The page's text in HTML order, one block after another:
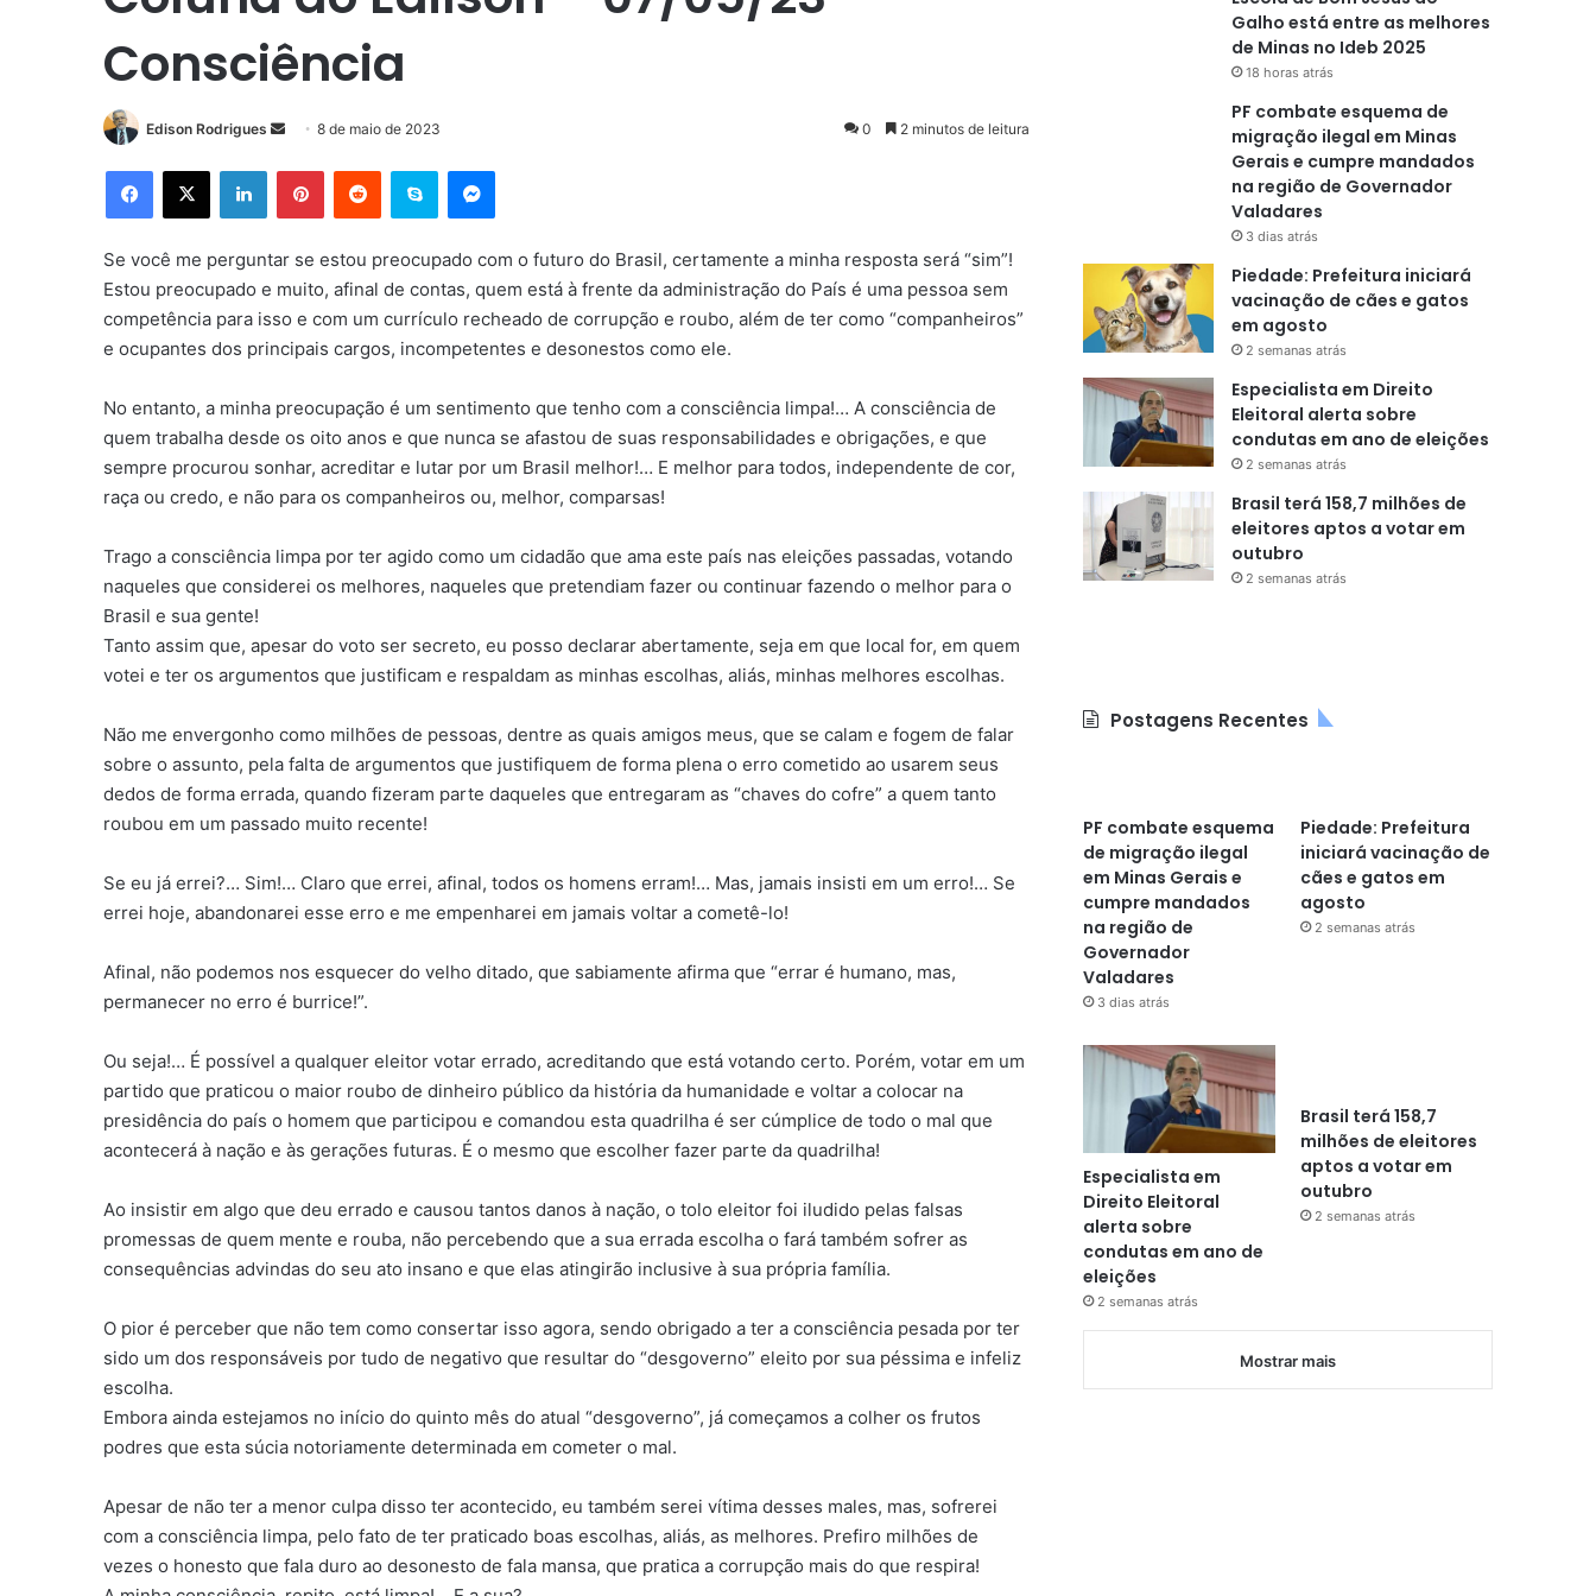
Consciência
Edison Rodrigues
Mande
e-
8 de maio de 2023 0 2 minutos de leitura
Facebook
X LinkedinPinterestReddit Skype Messenger
Se você me perguntar se estou preocupado com o futuro do Brasil, certamente a minha resposta será “sim”!
Estou preocupado e muito, afinal de contas, quem está à frente da administração do País é uma pessoa sem
competência para isso e com um currículo recheado de corrupção e roubo, além de ter como “companheiros”
e ocupantes dos principais cargos, incompetentes e desonestos como ele.
No entanto, a minha preocupação é um sentimento que tenho com a consciência limpa!… A consciência de
quem trabalha desde os oito anos e que nunca se afastou de suas responsabilidades e obrigações, e que
sempre procurou sonhar, acreditar e lutar por um Brasil melhor!… E melhor para todos, independente de cor,
raça ou credo, e não para os companheiros ou, melhor, comparsas!
Trago a consciência limpa por ter agido como um cidadão que ama este país nas eleições passadas, votando
naqueles que considerei os melhores, naqueles que pretendiam fazer ou continuar fazendo o melhor para o
Brasil e sua gente!
Tanto assim que, apesar do voto ser secreto, eu posso declarar abertamente, seja em que local for, em quem
votei e ter os argumentos que justificam e respaldam as minhas escolhas, aliás, minhas melhores escolhas.
Não me envergonho como milhões de pessoas, dentre as quais amigos meus, que se calam e fogem de falar
sobre o assunto, pela falta de argumentos que justifiquem de forma plena o erro cometido ao usarem seus
dedos de forma errada, quando fizeram parte daqueles que entregaram as “chaves do cofre” a quem tanto
roubou em um passado muito recente!
Se eu já errei?… Sim!… Claro que errei, afinal, todos os homens erram!… Mas, jamais insisti em um erro!… Se
errei hoje, abandonarei esse erro e me empenharei em jamais voltar a cometê-lo!
Afinal, não podemos nos esquecer do velho ditado, que sabiamente afirma que “errar é humano, mas,
permanecer no erro é burrice!”.
Ou seja!… É possível a qualquer eleitor votar errado, acreditando que está votando certo. Porém, votar em um
partido que praticou o maior roubo de dinheiro público da história da humanidade e voltar a colocar na
presidência do país o homem que participou e comandou esta quadrilha é ser cúmplice de todo o mal que
acontecerá à nação e às gerações futuras. É o mesmo que escolher fazer parte da quadrilha!
Ao insistir em algo que deu errado e causou tantos danos à nação, o tolo eleitor foi iludido pelas falsas
promessas de quem mente e rouba, não percebendo que a sua errada escolha o fará também sofrer as
consequências advindas do seu ato insano e que elas atingirão inclusive à sua própria família.
O pior é perceber que não tem como consertar isso agora, sendo obrigado a ter a consciência pesada por ter
sido um dos responsáveis por tudo de negativo que resultar do “desgoverno” eleito por sua péssima e infeliz
escolha.
Embora ainda estejamos no início do quinto mês do atual “desgoverno”, já começamos a colher os frutos
podres que esta súcia notoriamente determinada em cometer o mal.
Apesar de não ter a menor culpa disso ter acontecido, eu também serei vítima desses males, mas, sofrerei
com a consciência limpa, pelo fato de ter praticado boas escolhas, aliás, as melhores. Prefiro milhões de
vezes o honesto que fala duro ao desonesto de fala mansa, que pratica a corrupção mais do que respira!
Galho está entre as melhores
de Minas no Ideb 2025
18 horas atrás
PF combate esquema de
migração ilegal em Minas
Gerais e cumpre mandados
na região de Governador
Valadares
3 dias atrás
Piedade: Prefeitura iniciará
vacinação de cães e gatos
em agosto
2 semanas atrás
Especialista em Direito
Eleitoral alerta sobre
condutas em ano de eleições
2 semanas atrás
Brasil terá 158,7 milhões de
eleitores aptos a votar em
outubro
2 semanas atrás
Postagens Recentes
PF combate esquema
de migração ilegal
em Minas Gerais e
cumpre mandados
na região de
Governador
Valadares
3 dias atrás
Piedade: Prefeitura
iniciará vacinação de
cães e gatos em
agosto
2 semanas atrás
Especialista em
Direito Eleitoral
alerta sobre
condutas em ano de
eleições
2 semanas atrás
Brasil terá 158,7
milhões de eleitores
aptos a votar em
outubro
2 semanas atrás
Mostrar mais